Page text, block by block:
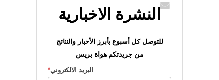
النشرة الاخبارية
للتوصل كل أسبوع بأبرز الأخبار والنتائج
من جريدتكم هواة بريس
البريد الالكتروني*